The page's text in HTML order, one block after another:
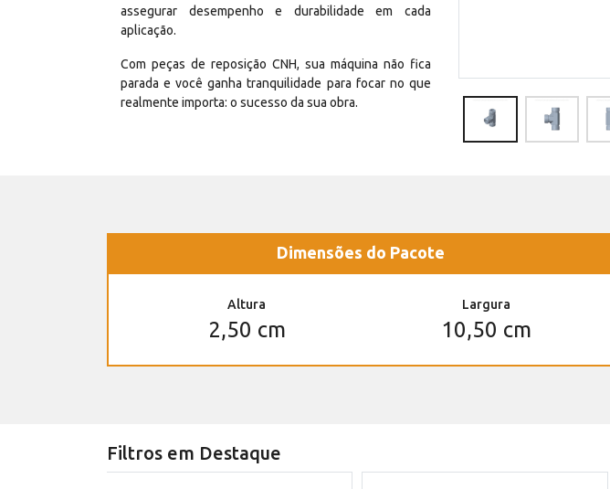
assegurar desempenho e durabilidade em cada
aplicação.
Com peças de reposição CNH, sua máquina não fica
parada e você ganha tranquilidade para focar no que
realmente importa: o sucesso da sua obra.
Dimensões do Pacote
Altura
2,50 cm
Largura
10,50 cm
Filtros em Destaque